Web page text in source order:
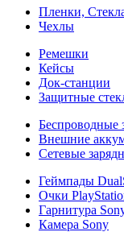
Пленки,
Чехлы
Ремешки
Кейсы
Док-станции
Защитные
Беспроводные
Внешние
Сетевые
Геймпады
Очки
Гарнитура
Камера Sony